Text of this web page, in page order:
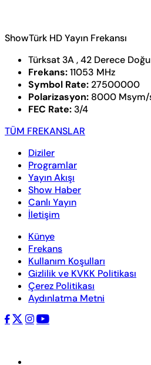
ShowTürk HD Yayın Frekansı
Türksat 3A , 42 Derece
Frekans:11053 MHz
Symbol Rate: 27500000
Polarizasyon: 8000 Msym/
FEC Rate: 3/4
TÜM FREKANSLAR
Diziler
Programlar
Yayın Akışı
Show Haber
Canlı Yayın
İletişim
Künye
Frekans
Kullanım Koşulları
Gizlilik ve KVKK Politikası
Çerez Politikası
Aydınlatma Metni